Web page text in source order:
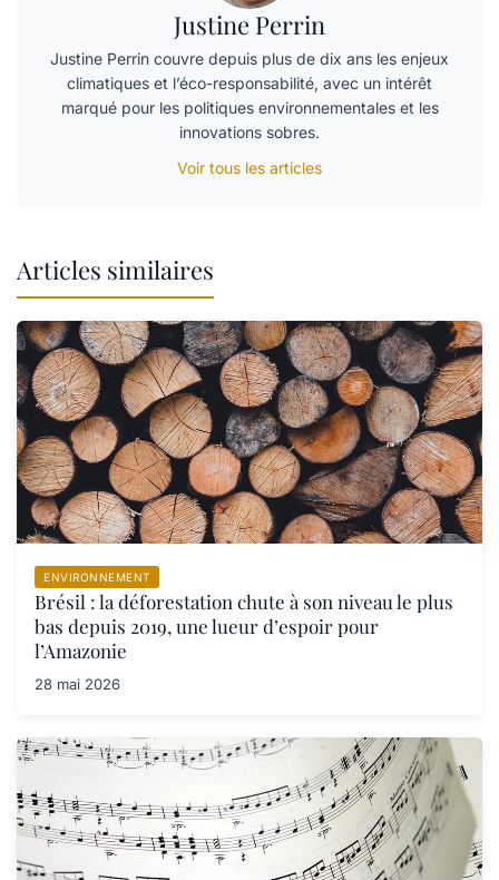
Justine Perrin
Justine Perrin couvre depuis plus de dix ans les enjeux
climatiques et l’éco-responsabilité, avec un intérêt
marqué pour les politiques environnementales et les
innovations sobres.
Voir tous les articles
Articles similaires
ENVIRONNEMENT
Brésil : la déforestation chute à son niveau le plus
bas depuis 2019, une lueur d’espoir pour
l’Amazonie
28 mai 2026